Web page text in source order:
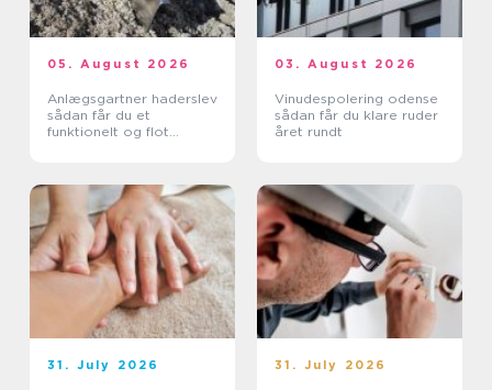
05. August 2026
Anlægsgartner haderslev
sådan får du et
funktionelt og flot
03. August 2026
Vinudespolering odense
sådan får du klare ruder
året rundt
31. July 2026 31. July 2026